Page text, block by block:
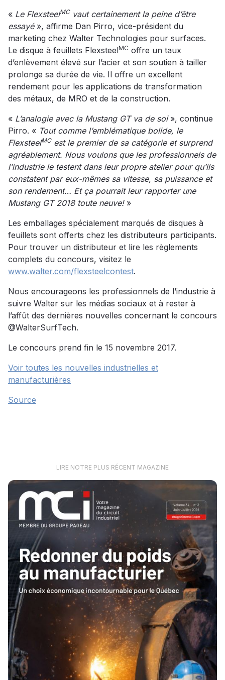
« Le FlexsteelMCvaut certainement la peine d’être
essayé », affirme Dan Pirro, vice-président du
marketing chez Walter Technologies pour surfaces.
Le disque à feuillets FlexsteelMC offre un taux
d’enlèvement élevé sur l’acier et son soutien à tailler
prolonge sa durée de vie. Il offre un excellent
rendement pour les applications de transformation
des métaux, de MRO et de la construction.
« L’analogie avec la Mustang GT va de soi », continue
Pirro. « Tout comme l’emblématique bolide, le
FlexsteelMCest le premier de sa catégorie et surprend
agréablement. Nous voulons que les professionnels de
l’industrie le testent dans leur propre atelier pour qu’ils
constatent par eux-mêmes sa vitesse, sa puissance et
son rendement… Et ça pourrait leur rapporter une
Mustang GT 2018 toute neuve! »
Les emballages spécialement marqués de disques à
feuillets sont offerts chez les distributeurs participants.
Pour trouver un distributeur et lire les règlements
complets du concours, visitez le
www.walter.com/flexsteelcontest.
Nous encourageons les professionnels de l’industrie à
suivre Walter sur les médias sociaux et à rester à
l’affût des dernières nouvelles concernant le concours
@WalterSurfTech.
Le concours prend fin le 15 novembre 2017.
Voir toutes les nouvelles industrielles et
manufacturières
Source
LIRE NOTRE PLUS RÉCENT MAGAZINE